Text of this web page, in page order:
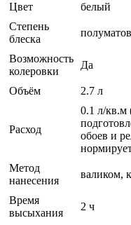
Цвет
белый
Степень
блеска
Возможность
колеровки
Да
Объём 2.7 л
Расход
0.1 л/кв.м
обоев и
Метод
нанесения
валиком,
Время
высыхания
2 ч